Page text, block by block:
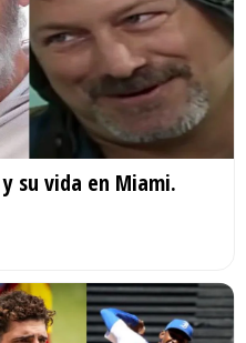
su vida en Miami.